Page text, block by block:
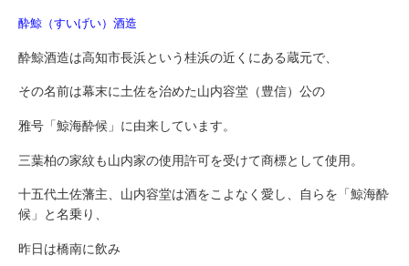
酔鯨（すいげい）酒造
酔鯨酒造は高知市長浜という桂浜の近くにある蔵元で、
その名前は幕末に土佐を治めた山内容堂（豊信）公の
雅号「鯨海酔候」に由来しています。
三葉柏の家紋も山内家の使用許可を受けて商標として使用。
十五代土佐藩主、山内容堂は酒をこよなく愛し、自らを「鯨海酔
候」と名乗り、
昨日は橋南に飲み